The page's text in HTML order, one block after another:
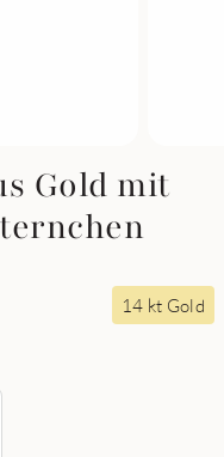
Gold mit
14 kt Gold